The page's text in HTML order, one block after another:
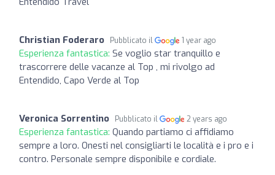
Christian Foderaro Pubblicato il 1 year ago
Esperienza fantastica: Se voglio star tranquillo e
trascorrere delle vacanze al Top , mi rivolgo ad
Entendido, Capo Verde al Top
Veronica Sorrentino Pubblicato il 2 years ago
Esperienza fantastica: Quando partiamo ci affidiamo
sempre a loro. Onesti nel consigliarti le località e i pro e i
contro. Personale sempre disponibile e cordiale.